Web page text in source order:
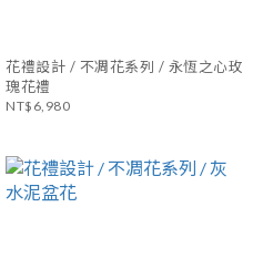
花禮設計 / 不凋花系列 / 永恆之心玫
瑰花禮
NT$6,980